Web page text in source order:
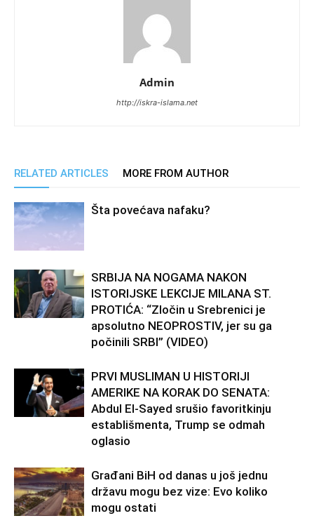
Admin
http://iskra-islama.net
RELATED ARTICLES MORE FROM AUTHOR
Šta povećava nafaku?
SRBIJA NA NOGAMA NAKON
ISTORIJSKE LEKCIJE MILANA ST.
PROTIĆA: “Zločin u Srebrenici je
apsolutno NEOPROSTIV, jer su ga
počinili SRBI” (VIDEO)
PRVI MUSLIMAN U HISTORIJI
AMERIKE NA KORAK DO SENATA:
Abdul El-Sayed srušio favoritkinju
establišmenta, Trump se odmah
oglasio
Građani BiH od danas u još jednu
državu mogu bez vize: Evo koliko
mogu ostati